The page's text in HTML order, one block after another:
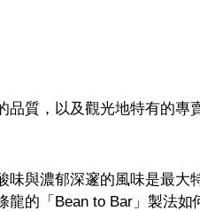
質，以及觀光地特有的專
味與濃郁深邃的風味是最大
龍的「Bean to Bar」製法如